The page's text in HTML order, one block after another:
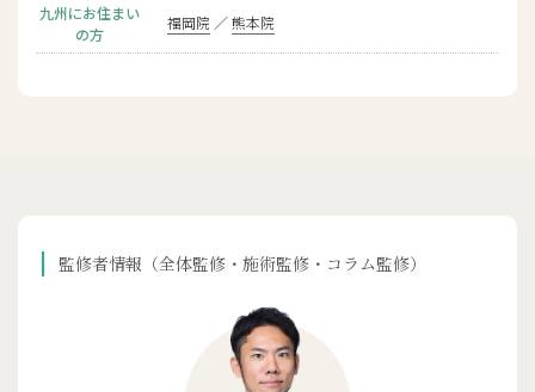
九州にお住まい
の方
福岡院 熊本院
監修者情報（全体監修・施術監修・コラム監修）